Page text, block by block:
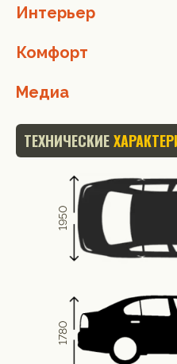
Интерьер
Комфорт
Медиа
ТЕХНИЧЕСКИЕ
1780
1950